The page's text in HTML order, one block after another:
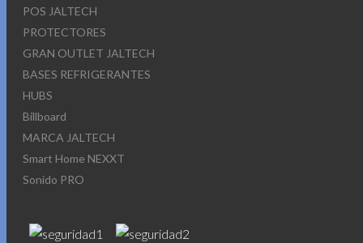
POS JALTECH
PROTECTORES
GRAN OUTLET JALTECH
BASES REFRIGERANTES
HUBS
Billboard
MARCA JALTECH
Smart Home NEXXT
Sonido PRO